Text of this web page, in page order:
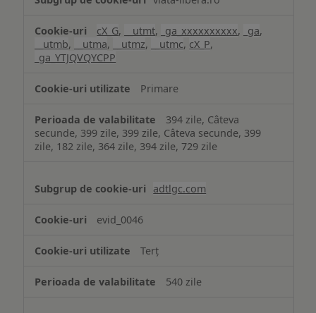
cX_G, __utmt, _ga_xxxxxxxxxx, _ga,
__utmb, __utma, __utmz, __utmc, cX_P,
_ga_YTJQVQYCPP
Primare
394 zile, Câteva
secunde, 399 zile, 399 zile, Câteva secunde, 399
zile, 182 zile, 364 zile, 394 zile, 729 zile
adtlgc.com
evid_0046
Terț
540 zile